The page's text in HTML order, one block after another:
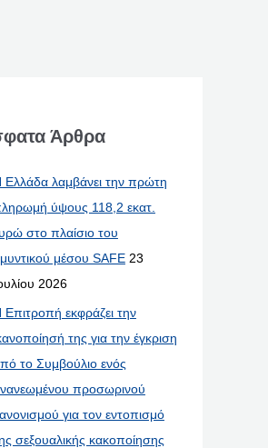
Άρθρα
Ελλάδα λαμβάνει την πρώτη
ύψους 118,2 εκατ.
στο πλαίσιο του
μέσου SAFE 23
2026
Επιτροπή εκφράζει την
της για την έγκριση
το Συμβούλιο ενός
προσωρινού
για τον εντοπισμό
σεξουαλικής κακοποίησης